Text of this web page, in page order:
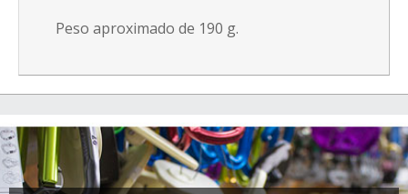
Peso aproximado de 190 g.